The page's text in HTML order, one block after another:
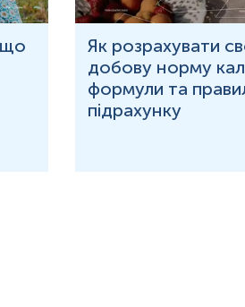
що
Як розрахувати
добову норму
формули та
підрахунку